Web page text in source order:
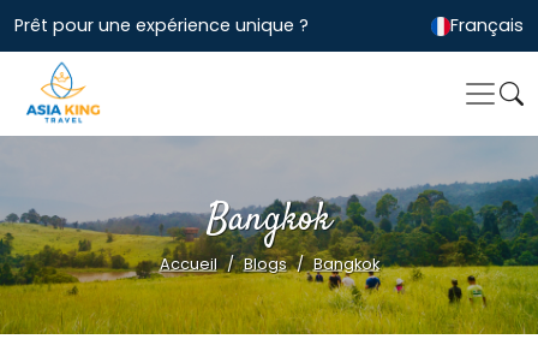
Prêt pour une expérience unique ? Français
Bangkok
Accueil Blogs Bangkok